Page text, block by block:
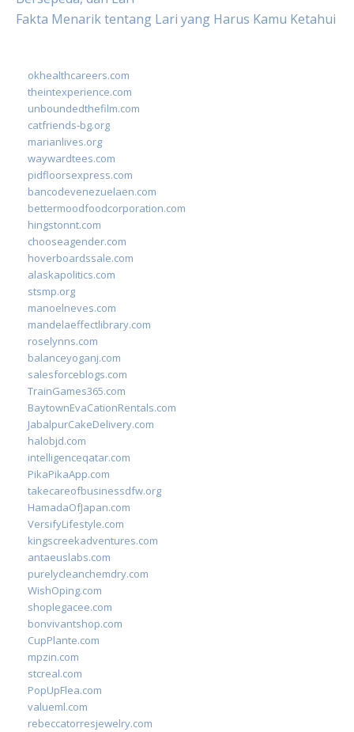
Fakta Menarik tentang Lari yang Harus Kamu Ketahui
okhealthcareers.com
theintexperience.com
unboundedthefilm.com
catfriends-bg.org
marianlives.org
waywardtees.com
pidfloorsexpress.com
bancodevenezuelaen.com
bettermoodfoodcorporation.com
hingstonnt.com
chooseagender.com
hoverboardssale.com
alaskapolitics.com
stsmp.org
manoelneves.com
mandelaeffectlibrary.com
roselynns.com
balanceyoganj.com
salesforceblogs.com
TrainGames365.com
BaytownEvaCationRentals.com
JabalpurCakeDelivery.com
halobjd.com
intelligenceqatar.com
PikaPikaApp.com
takecareofbusinessdfw.org
HamadaOfJapan.com
VersifyLifestyle.com
kingscreekadventures.com
antaeuslabs.com
purelycleanchemdry.com
WishOping.com
shoplegacee.com
bonvivantshop.com
CupPlante.com
mpzin.com
stcreal.com
PopUpFlea.com
valueml.com
rebeccatorresjewelry.com